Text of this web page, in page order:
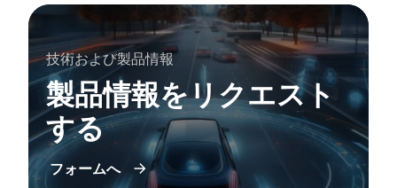
技術および製品情報
製品情報をリクエスト
する
フォームへ